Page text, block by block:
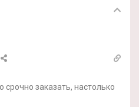
заказать, настолько